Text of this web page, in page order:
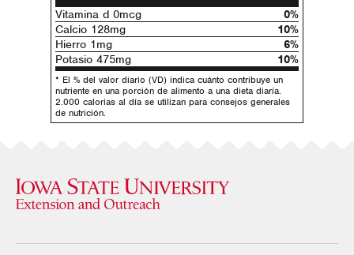
Vitamina d 0mcg
0%
Calcio 128mg
10%
Hierro 1mg
6%
Potasio 475mg
10%
* El % del valor diario (VD) indica cuánto contribuye un
nutriente en una porción de alimento a una dieta diaria.
2.000 calorías al día se utilizan para consejos generales
de nutrición.